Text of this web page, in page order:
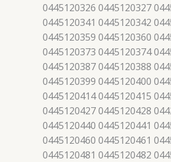
0445120326 0445120327
0445120341 0445120342
0445120359 0445120360
0445120373 0445120374
0445120387 0445120388
0445120399 0445120400
0445120414 0445120415
0445120427 0445120428
0445120440 0445120441
0445120460 0445120461
0445120481 0445120482